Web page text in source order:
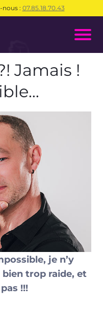
: 07.85.18.70.43
Jamais !
je n’y
trop raide, et
!!!